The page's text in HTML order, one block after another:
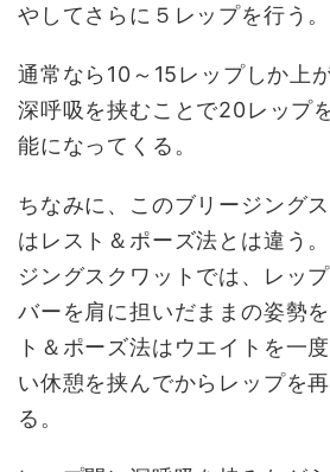
やしてさらに５レップを行う。
通常なら10～15レップしか上
深呼吸を挟むことで20レップ
能になってくる。
ちなみに、このブリージング
はレスト＆ポーズ法とは違う
ジングスクワットでは、レッ
バーを肩に担いだままの姿勢
ト＆ポーズ法はウエイトを一
い休憩を挟んでからレップを
る。